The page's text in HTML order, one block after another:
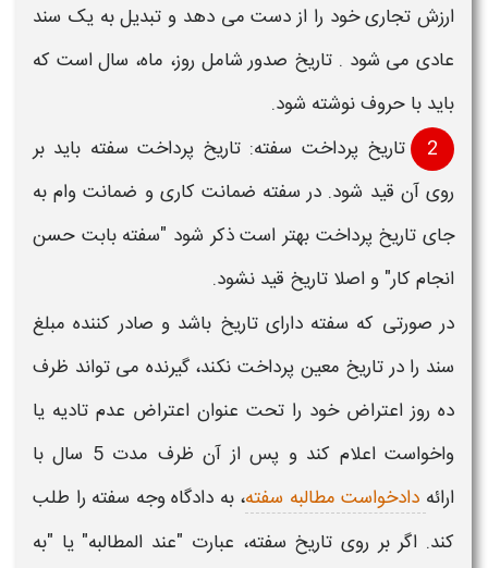
ارزش تجاری خود را از دست می دهد و تبدیل به یک سند
عادی می شود . تاریخ صدور شامل روز، ماه، سال است که
باید با حروف نوشته شود.
2
تاریخ پرداخت سفته: تاریخ پرداخت سفته باید بر
روی آن قید شود. در سفته ضمانت کاری و ضمانت وامبه
جای تاریخ پرداخت بهتر است ذکر شود "سفته بابت حسن
انجام کار" و اصلا تاریخ قید نشود.
در صورتی که سفتهدارای تاریخ باشد و صادر کننده مبلغ
سند را در تاریخ معین پرداخت نکند، گیرنده می تواند ظرف
ده روز اعتراض خود را تحت عنوان اعتراض عدم تادیه یا
واخواست اعلام کند و پس از آن ظرف مدت 5 سال با
ارائه دادخواست مطالبه سفته، به دادگاه وجه سفته را طلب
کند. اگر بر روی تاریخ سفته، عبارت "عند المطالبه" یا "به